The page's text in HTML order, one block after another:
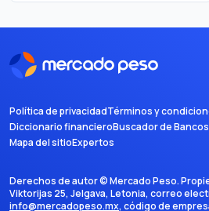
Política de privacidadTérminos y
Diccionario financieroBuscador de
Mapa del sitioExpertos
Derechos de autor ©Mercado Peso.
Viktorijas 25, Jelgava, Letonia, correo
info@mercadopeso.mx, código de